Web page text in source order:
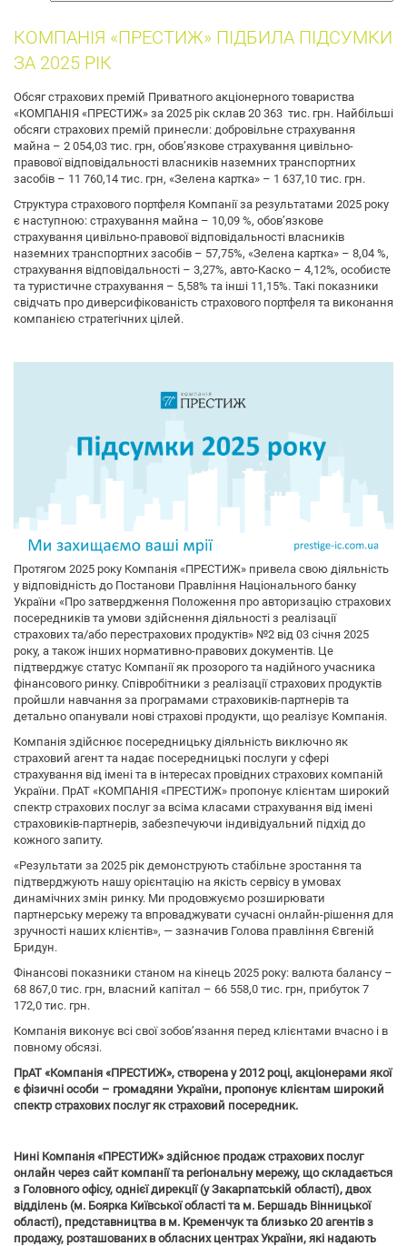
КОМПАНІЯ «ПРЕСТИЖ» ПІДБИЛА ПІДСУМКИ
ЗА 2025 РІК
Обсяг страхових премій Приватного акціонерного товариства
«КОМПАНІЯ «ПРЕСТИЖ» за 2025 рік склав 20 363 тис. грн. Найбільші
обсяги страхових премій принесли: добровільне страхування
майна – 2 054,03 тис. грн, обов’язкове страхування цивільно-
правової відповідальності власників наземних транспортних
засобів – 11 760,14 тис. грн, «Зелена картка» – 1 637,10 тис. грн.
Структура страхового портфеля Компанії за результатами 2025 року
є наступною: страхування майна – 10,09 %, обов’язкове
страхування цивільно-правової відповідальності власників
наземних транспортних засобів – 57,75%, «Зелена картка» – 8,04 %,
страхування відповідальності – 3,27%, авто-Каско – 4,12%, особисте
та туристичне страхування – 5,58% та інші 11,15%. Такі показники
свідчать про диверсифікованість страхового портфеля та виконання
компанією стратегічних цілей.
Протягом 2025 року Компанія «ПРЕСТИЖ» привела свою діяльність
у відповідність до Постанови Правління Національного банку
України «Про затвердження Положення про авторизацію страхових
посередників та умови здійснення діяльності з реалізації
страхових та/або перестрахових продуктів» №2 від 03 січня 2025
року, а також інших нормативно-правових документів. Це
підтверджує статус Компанії як прозорого та надійного учасника
фінансового ринку. Співробітники з реалізації страхових продуктів
пройшли навчання за програмами страховиків-партнерів та
детально опанували нові страхові продукти, що реалізує Компанія.
Компанія здійснює посередницьку діяльність виключно як
страховий агент та надає посередницькі послуги у сфері
страхування від імені та в інтересах провідних страхових компаній
України. ПрАТ «КОМПАНІЯ «ПРЕСТИЖ» пропонує клієнтам широкий
спектр страхових послуг за всіма класами страхування від імені
страховиків-партнерів, забезпечуючи індивідуальний підхід до
кожного запиту.
«Результати за 2025 рік демонструють стабільне зростання та
підтверджують нашу орієнтацію на якість сервісу в умовах
динамічних змін ринку. Ми продовжуємо розширювати
партнерську мережу та впроваджувати сучасні онлайн-рішення для
зручності наших клієнтів», — зазначив Голова правління Євгеній
Бридун.
Фінансові показники станом на кінець 2025 року: валюта балансу –
68 867,0 тис. грн, власний капітал – 66 558,0 тис. грн, прибуток 7
172,0 тис. грн.
Компанія виконує всі свої зобов’язання перед клієнтами вчасно і в
повному обсязі.
ПрАТ «Компанія «ПРЕСТИЖ», створена у 2012 році, акціонерами якої
є фізичні особи – громадяни України, пропонує клієнтам широкий
спектр страхових послуг як страховий посередник.
Нині Компанія «ПРЕСТИЖ» здійснює продаж страхових послуг
онлайн через сайт компанії та регіональну мережу, що складається
з Головного офісу, однієї дирекції (у Закарпатській області), двох
відділень (м. Боярка Київської області та м. Бершадь Вінницької
області), представництва в м. Кременчук та близько 20 агентів з
продажу, розташованих в обласних центрах України, які надають